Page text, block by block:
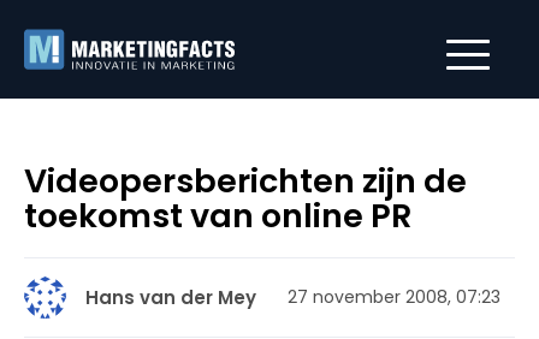
Videopersberichten zijn de
toekomst van online PR
Hans van der Mey 27 november 2008, 07:23